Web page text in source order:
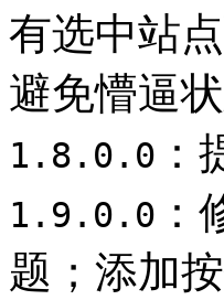
有选中站
避免懵逼状
1.8.0.0
1.9.0.0
题；添加